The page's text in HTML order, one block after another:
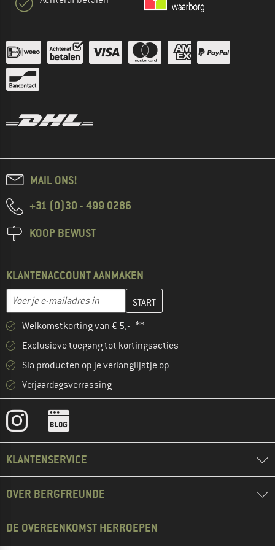
MAIL ONS!
+31 (0)30 - 499 0286
KOOP BEWUST
KLANTENACCOUNT AANMAKEN
E-mailadres
Vul je e-mailadres hier in en maak in de volgende stap je
Welkomstkorting van € 5,- **
Exclusieve toegang tot kortingsacties
Sla producten op je verlanglijstje op
Verjaardagsverrassing
KLANTENSERVICE
OVER BERGFREUNDE
DE OVEREENKOMST HERROEPEN